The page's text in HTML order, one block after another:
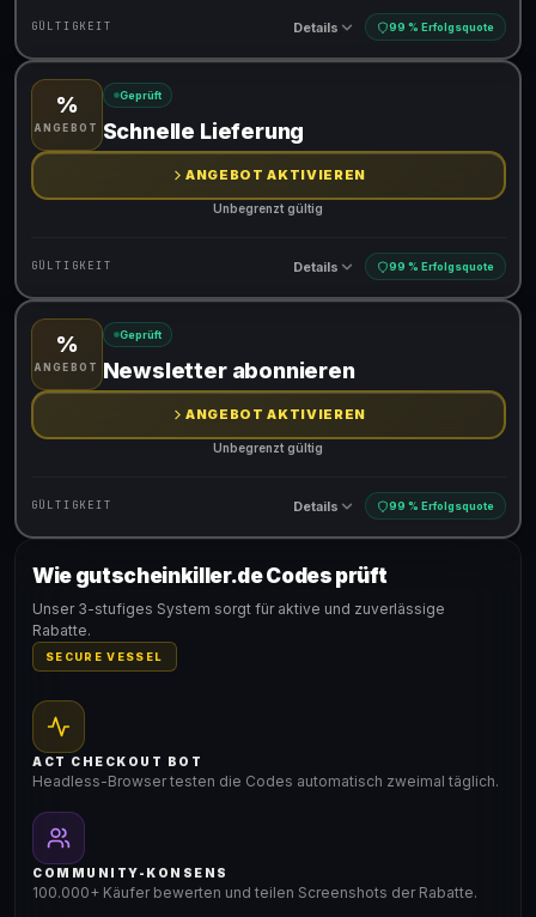
GÜLTIGKEIT Details 99 % Erfolgsquote
Gültig für teilnehmende Produkte
%
ANGEBOT
Geprüft
Schnelle Lieferung
ANGEBOT AKTIVIEREN
Unbegrenzt gültig
GÜLTIGKEIT Details 99 % Erfolgsquote
Gültig für teilnehmende Produkte
%
ANGEBOT
Geprüft
Newsletter abonnieren
ANGEBOT AKTIVIEREN
Unbegrenzt gültig
GÜLTIGKEIT Details 99 % Erfolgsquote
Gültig für teilnehmende Produkte
Wie gutscheinkiller.de Codes prüft
Unser 3-stufiges System sorgt für aktive und zuverlässige
Rabatte.
SECURE VESSEL
ACT CHECKOUT BOT
Headless-Browser testen die Codes automatisch zweimal täglich.
COMMUNITY-KONSENS
100.000+ Käufer bewerten und teilen Screenshots der Rabatte.